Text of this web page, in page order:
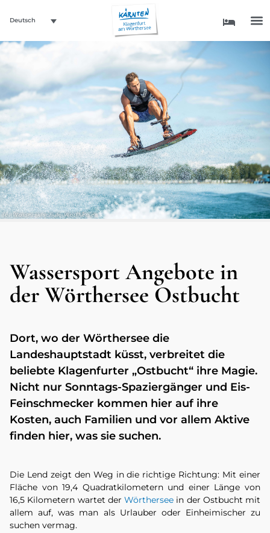
Deutsch
(c) Wasserskischule Wörthersee
Wassersport Angebote in
der Wörthersee Ostbucht
Dort, wo der Wörthersee die
Landeshauptstadt küsst, verbreitet die
beliebte Klagenfurter „Ostbucht“ ihre Magie.
Nicht nur Sonntags-Spaziergänger und Eis-
Feinschmecker kommen hier auf ihre
Kosten, auch Familien und vor allem Aktive
finden hier, was sie suchen.
Die Lend zeigt den Weg in die richtige Richtung: Mit einer
Fläche von 19,4 Quadratkilometern und einer Länge von
16,5 Kilometern wartet der Wörthersee in der Ostbucht mit
allem auf, was man als Urlauber oder Einheimischer zu
suchen vermag.